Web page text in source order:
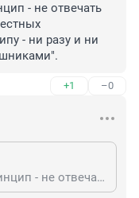
- не отвечать
- ни разу и ни
+1 –0
Добавлю к этому еще один принцип - не отвечать на звонки и сообщения с неизвестных номеров.Согласно этому принципу - ни разу и ни имел случая пообщаться с "СБУшниками".